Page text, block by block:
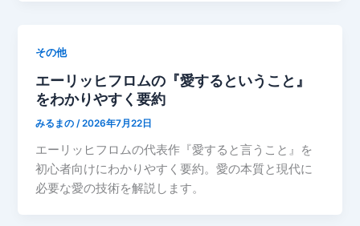
その他
エーリッヒフロムの『愛するということ』
をわかりやすく要約
みるまの /2026年7月22日
エーリッヒフロムの代表作『愛すると言うこと』を
初心者向けにわかりやすく要約。愛の本質と現代に
必要な愛の技術を解説します。